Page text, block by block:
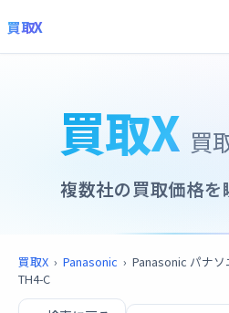
買取X
買取X 買
複数社の買取価格
買取X › Panasonic › Panasonic パナ
TH4-C